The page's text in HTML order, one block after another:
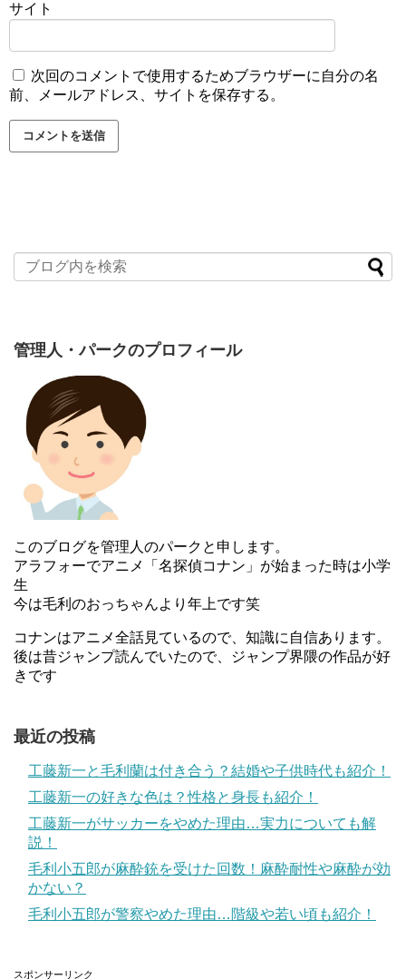
サイト
次回のコメントで使用するためブラウザーに自分の名
前、メールアドレス、サイトを保存する。
管理人・パークのプロフィール
このブログを管理人のパークと申します。
アラフォーでアニメ「名探偵コナン」が始まった時は小学
生
今は毛利のおっちゃんより年上です笑
コナンはアニメ全話見ているので、知識に自信あります。
後は昔ジャンプ読んでいたので、ジャンプ界隈の作品が好
きです
最近の投稿
工藤新一と毛利蘭は付き合う？結婚や子供時代も紹介！
工藤新一の好きな色は？性格と身長も紹介！
工藤新一がサッカーをやめた理由…実力についても解
説！
毛利小五郎が麻酔銃を受けた回数！麻酔耐性や麻酔が効
かない？
毛利小五郎が警察やめた理由…階級や若い頃も紹介！
スポンサーリンク